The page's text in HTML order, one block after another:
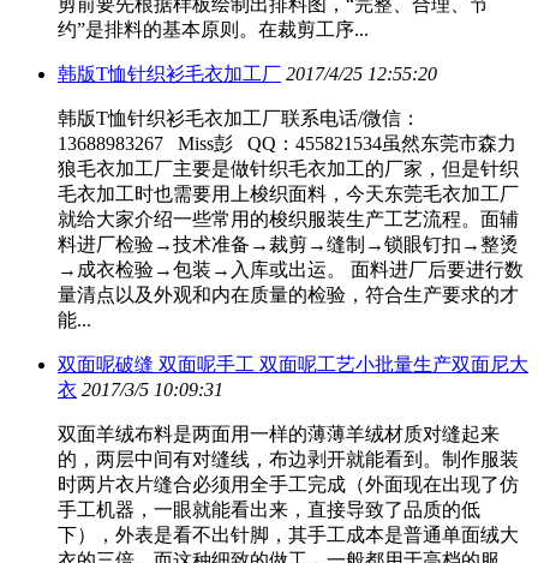
剪前要先根据样板绘制出排料图，“完整、合理、节
约”是排料的基本原则。在裁剪工序...
韩版T恤针织衫毛衣加工厂 2017/4/25 12:55:20
韩版T恤针织衫毛衣加工厂联系电话/微信：
13688983267 Miss彭 QQ：455821534虽然东莞市森力
狼毛衣加工厂主要是做针织毛衣加工的厂家，但是针织
毛衣加工时也需要用上梭织面料，今天东莞毛衣加工厂
就给大家介绍一些常用的梭织服装生产工艺流程。面辅
料进厂检验→技术准备→裁剪→缝制→锁眼钉扣→整烫
→成衣检验→包装→入库或出运。 面料进厂后要进行数
量清点以及外观和内在质量的检验，符合生产要求的才
能...
双面呢破缝 双面呢手工 双面呢工艺小批量生产双面尼大
衣 2017/3/5 10:09:31
双面羊绒布料是两面用一样的薄薄羊绒材质对缝起来
的，两层中间有对缝线，布边剥开就能看到。制作服装
时两片衣片缝合必须用全手工完成（外面现在出现了仿
手工机器，一眼就能看出来，直接导致了品质的低
下），外表是看不出针脚，其手工成本是普通单面绒大